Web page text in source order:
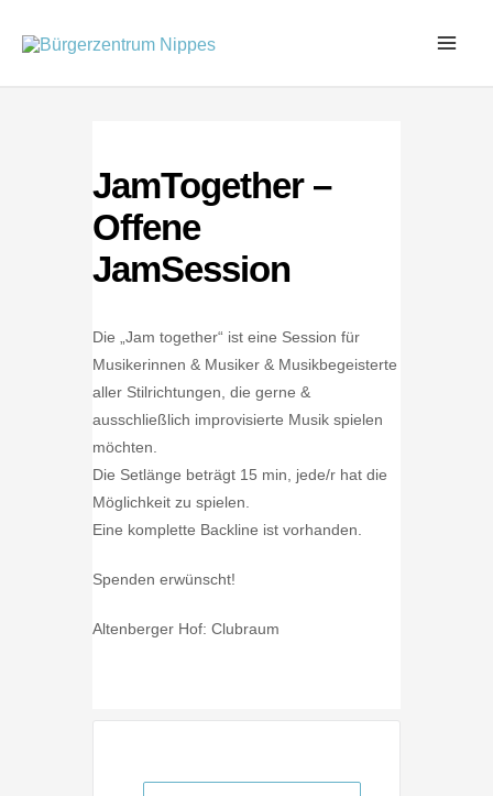
Inhalt
JamTogether –
Offene
JamSession
Die „Jam together“ ist eine Session für
Musikerinnen & Musiker & Musikbegeisterte
aller Stilrichtungen, die gerne &
ausschließlich improvisierte Musik spielen
möchten.
Die Setlänge beträgt 15 min, jede/r hat die
Möglichkeit zu spielen.
Eine komplette Backline ist vorhanden.
Spenden erwünscht!
Altenberger Hof: Clubraum